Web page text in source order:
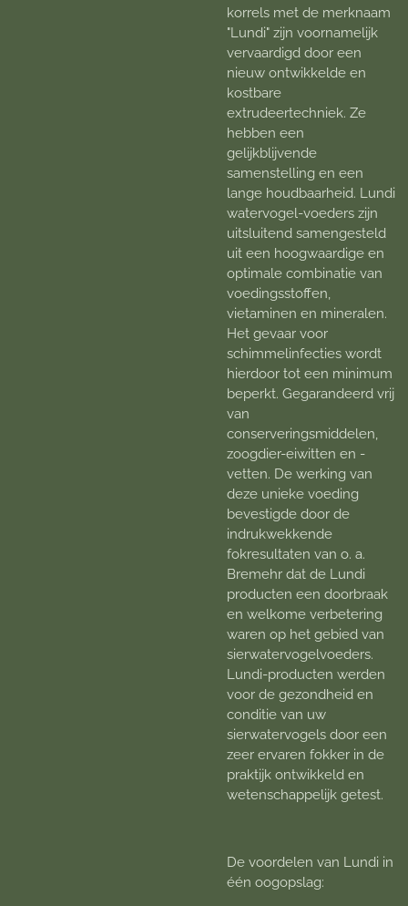
korrels met de merknaam
"Lundi" zijn voornamelijk
vervaardigd door een
nieuw ontwikkelde en
kostbare
extrudeertechniek. Ze
hebben een
gelijkblijvende
samenstelling en een
lange houdbaarheid. Lundi
watervogel-voeders zijn
uitsluitend samengesteld
uit een hoogwaardige en
optimale combinatie van
voedingsstoffen,
vietaminen en mineralen.
Het gevaar voor
schimmelinfecties wordt
hierdoor tot een minimum
beperkt. Gegarandeerd vrij
van
conserveringsmiddelen,
zoogdier-eiwitten en -
vetten. De werking van
deze unieke voeding
bevestigde door de
indrukwekkende
fokresultaten van o. a.
Bremehr dat de Lundi
producten een doorbraak
en welkome verbetering
waren op het gebied van
sierwatervogelvoeders.
Lundi-producten werden
voor de gezondheid en
conditie van uw
sierwatervogels door een
zeer ervaren fokker in de
praktijk ontwikkeld en
wetenschappelijk getest.
De voordelen van Lundi in
één oogopslag: